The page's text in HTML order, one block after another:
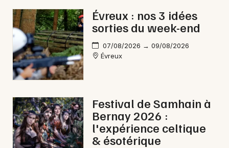
Évreux : nos 3 idées
sorties du week-end
07/08/2026 → 09/08/2026
Évreux
Festival de Samhain à
Bernay 2026 :
l'expérience celtique
& ésotérique